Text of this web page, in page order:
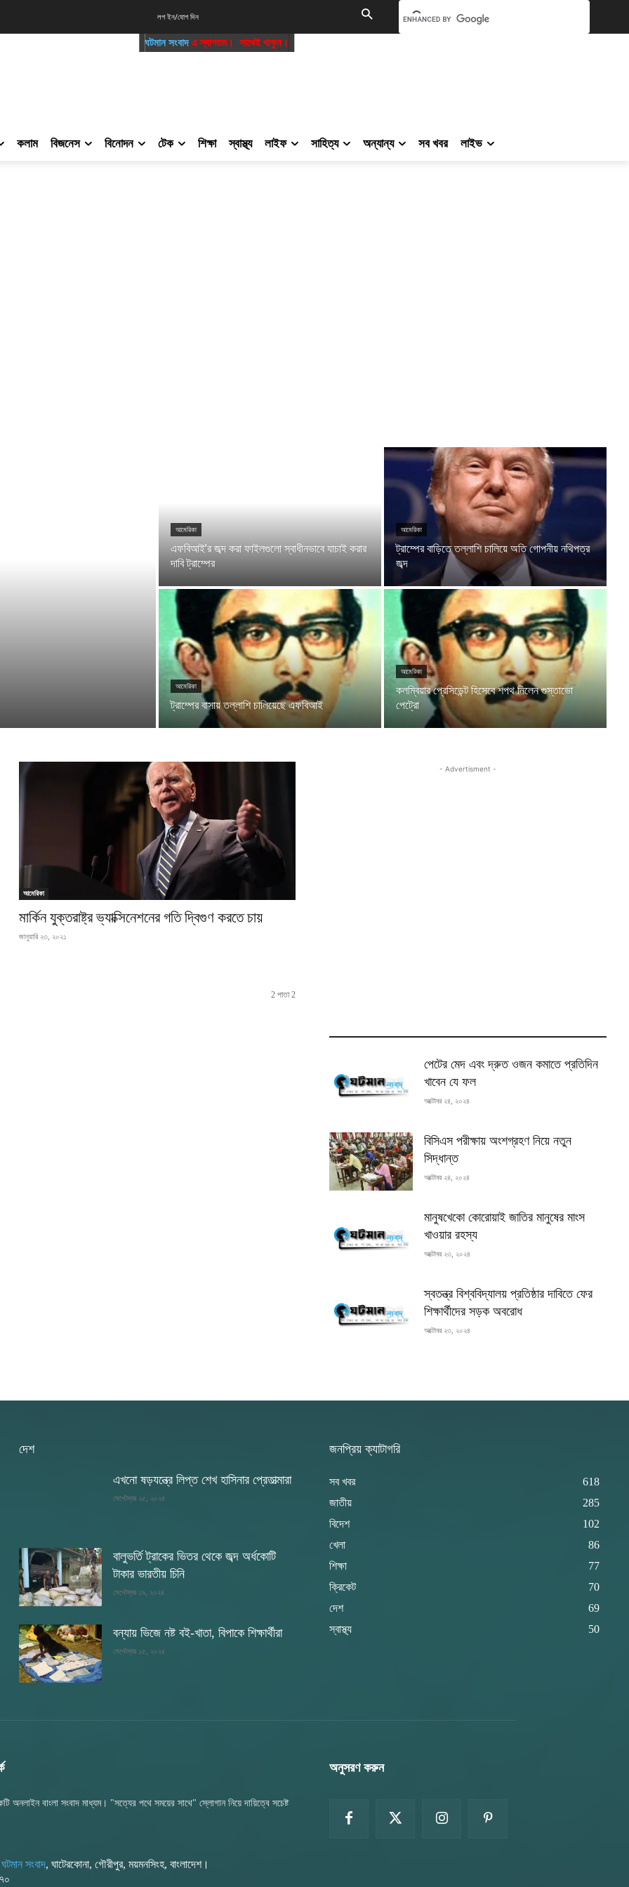
লগ ইন/যোগ দিন
ঘটমান সংবাদএ স্বাগতম। সাথেই থাকুন।
কলাম বিজনেস বিনোদন টেক শিক্ষা স্বাস্থ্য লাইফ সাহিত্য অন্যান্য সব খবর লাইভ
আমেরিকা
এফবিআই’র জব্দ করা ফাইলগুলো স্বাধীনভাবে যাচাই করার
দাবি ট্রাম্পের
আমেরিকা
ট্রাম্পের বাড়িতে তল্লাশি চালিয়ে অতি গোপনীয় নথিপত্র
জব্দ
আমেরিকা
ট্রাম্পের বাসায় তল্লাশি চালিয়েছে এফবিআই
আমেরিকা
কলম্বিয়ার প্রেসিডেন্ট হিসেবে শপথ নিলেন গুস্তাভো
পেট্রো
আমেরিকা
মার্কিন যুক্তরাষ্ট্র ভ্যাক্সিনেশনের গতি দ্বিগুণ করতে চায়
জানুয়ারি ২৩, ২০২১
2 পাতা 2
- Advertisment -
পেটের মেদ এবং দ্রুত ওজন কমাতে প্রতিদিন
খাবেন যে ফল
অক্টোবর ২৪, ২০২৪
বিসিএস পরীক্ষায় অংশগ্রহণ নিয়ে নতুন
সিদ্ধান্ত
অক্টোবর ২৪, ২০২৪
মানুষখেকো কোরোয়াই জাতির মানুষের মাংস
খাওয়ার রহস্য
অক্টোবর ২৩, ২০২৪
স্বতন্ত্র বিশ্ববিদ্যালয় প্রতিষ্ঠার দাবিতে ফের
শিক্ষার্থীদের সড়ক অবরোধ
অক্টোবর ২৩, ২০২৪
দেশ
এখনো ষড়যন্ত্রে লিপ্ত শেখ হাসিনার প্রেতাত্মারা
সেপ্টেম্বর ২৫, ২০২৪
বালুভর্তি ট্রাকের ভিতর থেকে জব্দ অর্ধকোটি
টাকার ভারতীয় চিনি
সেপ্টেম্বর ১৯, ২০২৪
বন্যায় ভিজে নষ্ট বই-খাতা, বিপাকে শিক্ষার্থীরা
সেপ্টেম্বর ১৫, ২০২৪
জনপ্রিয় ক্যাটাগরি
সব খবর
618
জাতীয়
285
বিদেশ
102
খেলা
86
শিক্ষা
77
ক্রিকেট
70
দেশ
69
স্বাস্থ্য
50
অনলাইন বাংলা সংবাদ মাধ্যম। "সত্যের পথে সময়ের সাথে" স্লোগান নিয়ে দায়িত্বে সচেষ্ট
ঘটমান সংবাদ, ঘাটেরকোনা, গৌরীপুর, ময়মনসিংহ, বাংলাদেশ।
অনুসরণ করুন